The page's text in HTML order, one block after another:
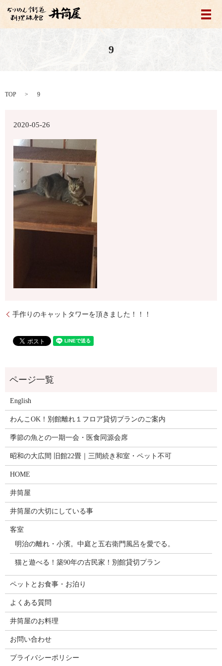
メ
9
TOP 9
2020-05-26
手作りのキャットタワーを頂きました！！！
English
わんこOK！別館離れ１フロア貸切プランのご案内
季節の魚との一期一会・医食同源会席
昭和の大広間 旧館22畳｜三間続き和室・ペット不可
HOME
井筒屋
井筒屋の大切にしている事
客室
明治の離れ・小濱。中庭と五右衛門風呂を愛でる。
猫と遊べる！築90年の古民家！別館貸切プラン
ペットとお食事・お泊り
よくある質問
井筒屋のお料理
お問い合わせ
プライバシーポリシー